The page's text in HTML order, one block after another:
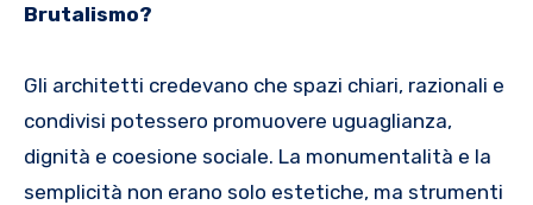
Brutalismo?
Gli architetti credevano che spazi chiari, razionali e
condivisi potessero promuovere uguaglianza,
dignità e coesione sociale. La monumentalità e la
semplicità non erano solo estetiche, ma strumenti